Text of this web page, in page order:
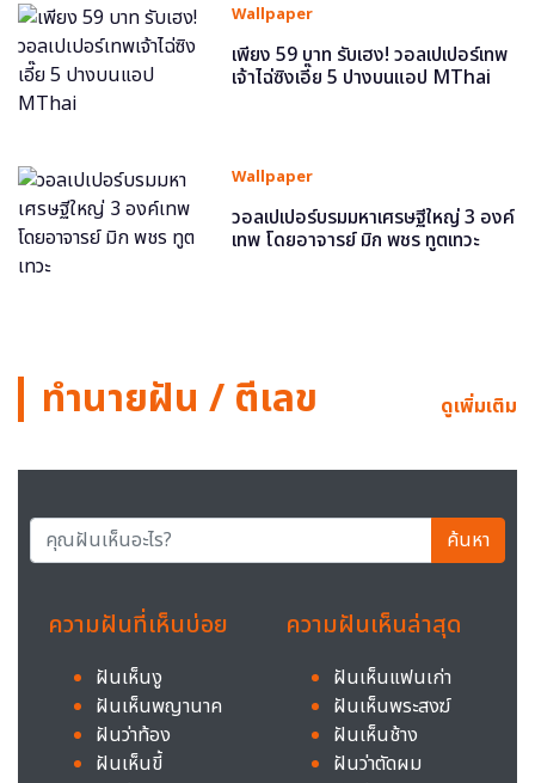
Wallpaper
เพียง 59 บาท รับเฮง! วอลเปเปอร์เทพ
เจ้าไฉ่ซิงเอี๊ย 5 ปางบนแอป MThai
Wallpaper
วอลเปเปอร์บรมมหาเศรษฐีใหญ่ 3 องค์
เทพ โดยอาจารย์ มิก พชร ทูตเทวะ
ทำนายฝัน / ตีเลข ดูเพิ่มเติม
ค้นหา
ความฝันที่เห็นบ่อย
ฝันเห็นงู
ฝันเห็นพญานาค
ฝันว่าท้อง
ฝันเห็นขี้
ความฝันเห็นล่าสุด
ฝันเห็นแฟนเก่า
ฝันเห็นพระสงฆ์
ฝันเห็นช้าง
ฝันว่าตัดผม